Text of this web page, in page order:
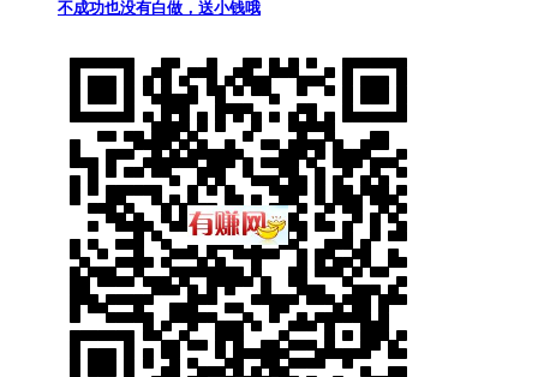
不成功也没有白做，送小钱哦